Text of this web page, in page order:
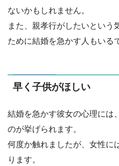
ないかもしれません。
また、親孝行がしたいという
ために結婚を急かす人もいる
早く子供がほしい
結婚を急かす彼女の心理には
のが挙げられます。
何度か触れましたが、女性に
ります。